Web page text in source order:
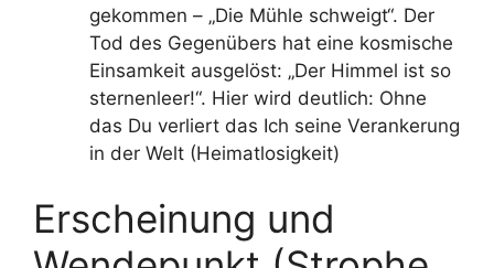
gekommen – „Die Mühle schweigt“. Der
Tod des Gegenübers hat eine kosmische
Einsamkeit ausgelöst: „Der Himmel ist so
sternenleer!“. Hier wird deutlich: Ohne
das Du verliert das Ich seine Verankerung
in der Welt (Heimatlosigkeit)
Erscheinung und